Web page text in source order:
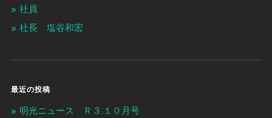
社員
社長 塩谷和宏
最近の投稿
明光ニュース Ｒ３.１０月号